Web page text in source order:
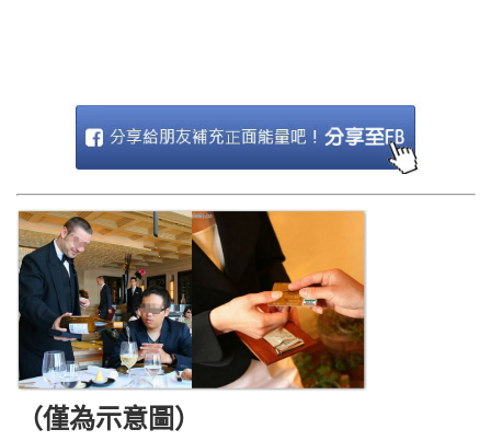
（僅為示意圖）